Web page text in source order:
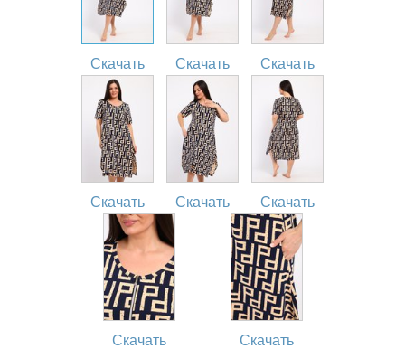
Скачать Скачать Скачать
Скачать Скачать Скачать
Скачать Скачать